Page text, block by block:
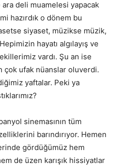
deli muamelesi yapacak
hazırdık o dönem bu
siyaset, müzikse müzik,
hayatı algılayış ve
vardı. Şu an ise
çok ufak nüanslar oluverdi.
yaftalar. Peki ya
sinemasının tüm
barındırıyor. Hemen
gördüğümüz hem
de üzen karışık hissiyatlar